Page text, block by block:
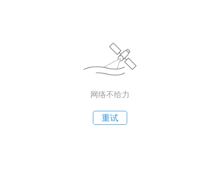
网络不给力
重试